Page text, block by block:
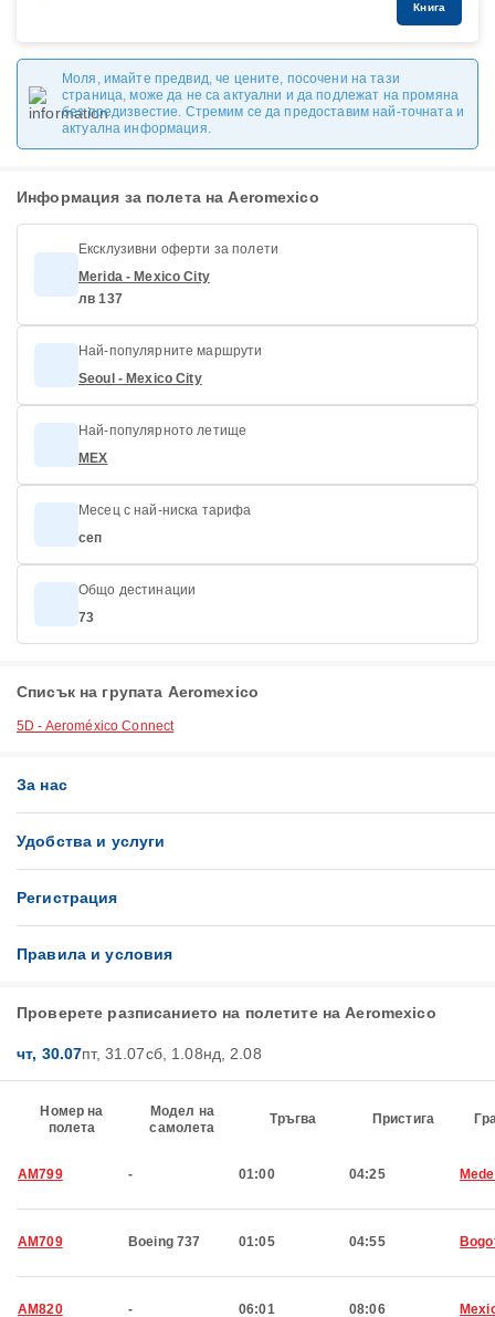
Книга
Моля, имайте предвид, че цените, посочени на тази
страница, може да не са актуални и да подлежат на промяна
без предизвестие. Стремим се да предоставим най-точната и
актуална информация.
Информация за полета на Aeromexico
Ексклузивни оферти за полети
Merida - Mexico City
лв 137
Най-популярните маршрути
Seoul - Mexico City
Най-популярното летище
MEX
Месец с най-ниска тарифа
сеп
Общо дестинации
73
Списък на групата Aeromexico
5D - Aeroméxico Connect
За нас
Удобства и услуги
Регистрация
Правила и условия
Проверете разписанието на полетите на Aeromexico
чт, 30.07пт, 31.07сб, 1.08нд, 2.08
Номер на
полета
Модел на
самолета
Тръгва Пристига
AM799 - 01:00 04:25
AM709 Boeing 737 01:05 04:55
AM820 - 06:01 08:06